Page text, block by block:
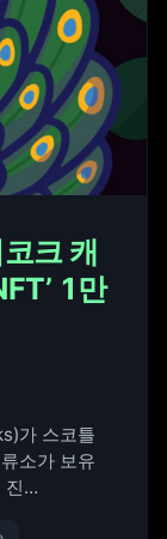
크 캐
1만
가 스코틀
소가 보유
진